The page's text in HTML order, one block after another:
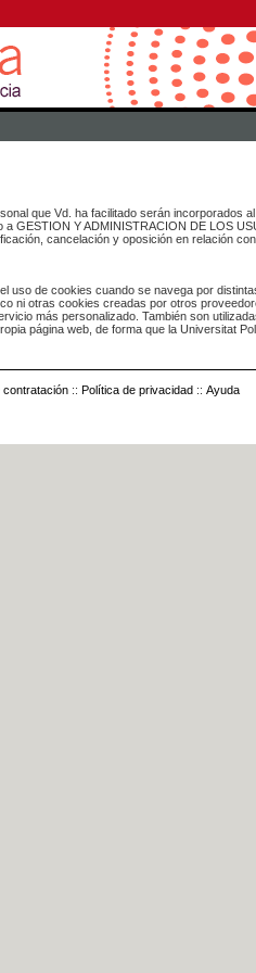
que Vd. ha facilitado serán incorporados
GESTION Y ADMINISTRACION DE LOS
cancelación y oposición en relación
uso de cookies cuando se navega por
ni otras cookies creadas por otros
más personalizado. También son
página web, de forma que la Universitat
contratación :: Política de privacidad :: Ayuda